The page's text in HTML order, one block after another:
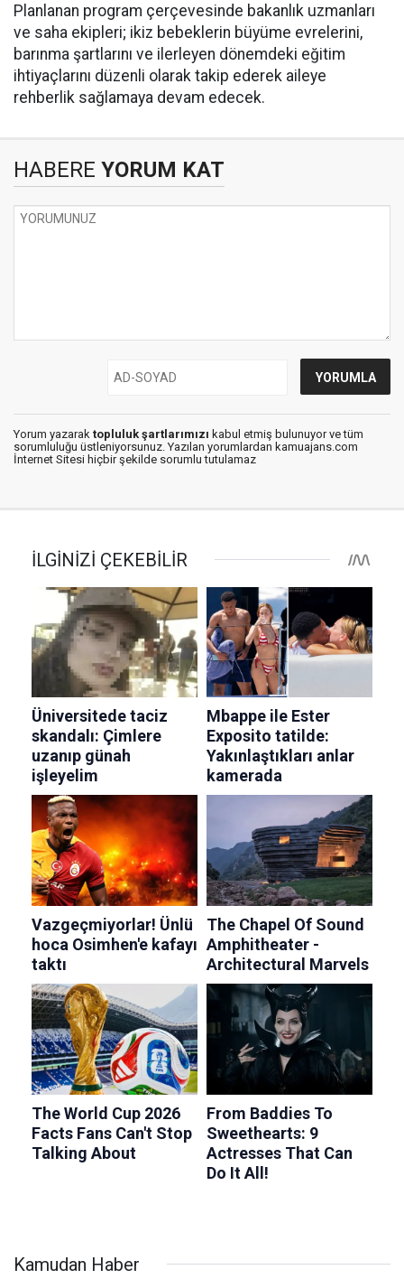
Planlanan program çerçevesinde bakanlık uzmanları
ve saha ekipleri; ikiz bebeklerin büyüme evrelerini,
barınma şartlarını ve ilerleyen dönemdeki eğitim
ihtiyaçlarını düzenli olarak takip ederek aileye
rehberlik sağlamaya devam edecek.
HABERE YORUM KAT
Yorum yazarak topluluk şartlarımızı kabul etmiş bulunuyor ve tüm
sorumluluğu üstleniyorsunuz. Yazılan yorumlardan kamuajans.com
İnternet Sitesi hiçbir şekilde sorumlu tutulamaz
Kamudan Haber